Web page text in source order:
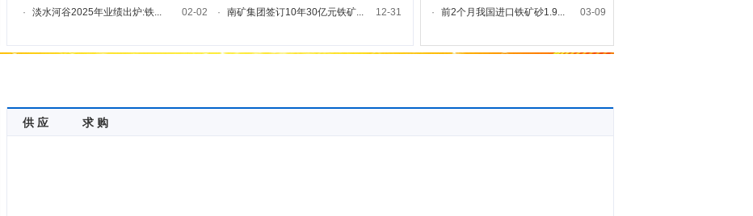
·
淡水河谷2025年业绩出炉:铁... 02-02
·
南矿集团签订10年30亿元铁矿... 12-31
·
前2个月我国进口铁矿砂1.9... 03-09
供 应 求 购